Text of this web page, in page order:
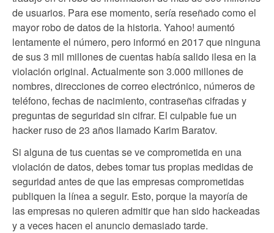
de usuarios. Para ese momento, sería reseñado como el
mayor robo de datos de la historia. Yahoo! aumentó
lentamente el número, pero informó en 2017 que ninguna
de sus 3 mil millones de cuentas había salido ilesa en la
violación original. Actualmente son 3.000 millones de
nombres, direcciones de correo electrónico, números de
teléfono, fechas de nacimiento, contraseñas cifradas y
preguntas de seguridad sin cifrar. El culpable fue un
hacker ruso de 23 años llamado Karim Baratov.
Si alguna de tus cuentas se ve comprometida en una
violación de datos, debes tomar tus propias medidas de
seguridad antes de que las empresas comprometidas
publiquen la línea a seguir. Esto, porque la mayoría de
las empresas no quieren admitir que han sido hackeadas
y a veces hacen el anuncio demasiado tarde.